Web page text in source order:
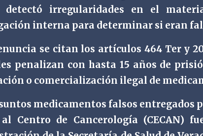
detectó irregularidades en el
interna para determinar si eran
se citan los artículos 464 Ter y
penalizan con hasta 15 años de
o comercialización ilegal de
medicamentos falsos entregados
al Centro de Cancerología (CECAN)